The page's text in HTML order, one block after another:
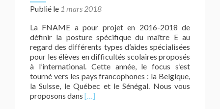
Publié le 1 mars 2018
La FNAME a pour projet en 2016-2018 de
définir la posture spécifique du maître E au
regard des différents types d’aides spécialisées
pour les élèves en difficultés scolaires proposés
à l’international. Cette année, le focus s’est
tourné vers les pays francophones : la Belgique,
la Suisse, le Québec et le Sénégal. Nous vous
proposons dans En
[…]